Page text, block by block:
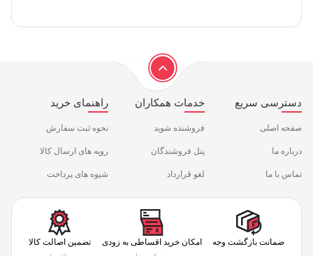
دسترسی سریع
صفحه اصلی
درباره ما
تماس با ما
خدمات همکاران
فروشنده شوید
پنل فروشندگان
لغو قرارداد
راهنمای خرید
نحوه ثبت سفارش
رویه های ارسال کالا
شیوه های پرداخت
ضمانت بازگشت وجه امکان خرید اقساطی به زودی تضمین اصالت کالا